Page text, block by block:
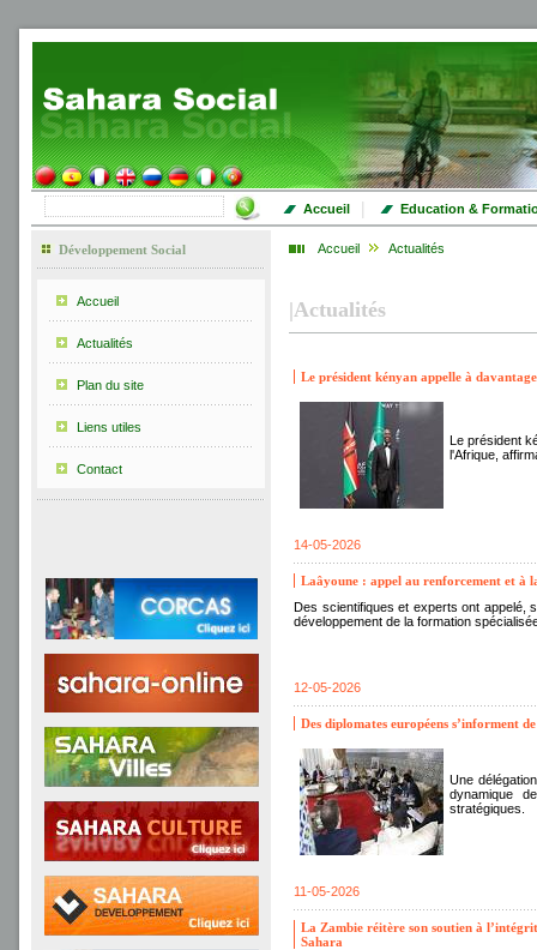
Accueil | Education &
Développement Social
Accueil
Actualités
Plan du site
Liens utiles
Contact
Accueil Actualités
|Actualités
Le président kényan appelle à
Le président
l'Afrique,
14-05-2026
Laâyoune : appel au renforcement et à
Des scientifiques et experts ont appelé,
développement de la formation
12-05-2026
Des diplomates européens s’informent
Une
dynamique
stratégiques.
11-05-2026
La Zambie réitère son soutien à
Sahara